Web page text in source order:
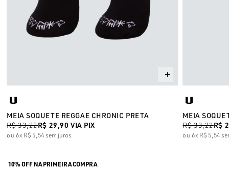
MEIA SOQUETE REGGAE CHRONIC PRETA
R$ 29,90 VIA PIX
R$ 33,22
6x R$ 5,54sem juros
MEIA
R$
R$ 33,22
6x R$ 5,54
10% OFF NA PRIMEIRA COMPRA